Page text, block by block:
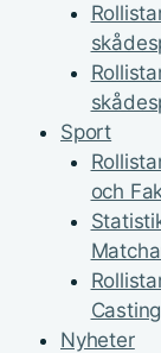
Sport
och
Nyheter